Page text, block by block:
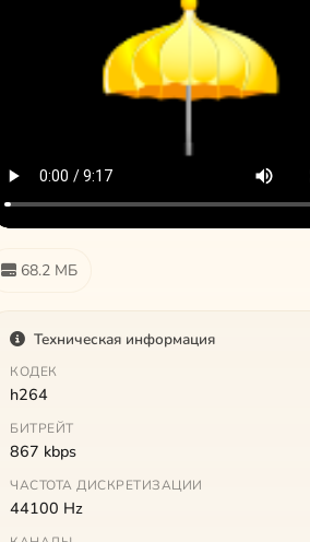
68.2 МБ
Техническая информация
КОДЕК
h264
БИТРЕЙТ
867 kbps
ЧАСТОТА ДИСКРЕТИЗАЦИИ
44100 Hz